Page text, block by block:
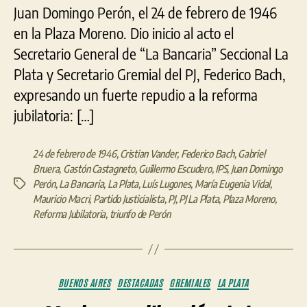
La
Plata,
el
PJ
pregonó
la
Juan Domingo Perón, el 24 de febrero de 1946
en la Plaza Moreno. Dio inicio al acto el
Secretario General de “La Bancaria” Seccional La
Plata y Secretario Gremial del PJ, Federico Bach,
expresando un fuerte repudio a la reforma
jubilatoria: […]
Etiquetas
24 de febrero de 1946,Cristian Vander, Federico Bach,Gabriel
Bruera, Gastón Castagneto,Guillermo Escudero,IPS, Juan Domingo
Perón,La Bancaria, La Plata,Luís Lugones, María Eugenia Vidal,
Mauricio Macri, Partido Justicialista,PJ,PJ La Plata, Plaza Moreno,
Reforma Jubilatoria, triunfo de Perón
Categorías
BUENOS AIRES DESTACADAS GREMIALES LA PLATA